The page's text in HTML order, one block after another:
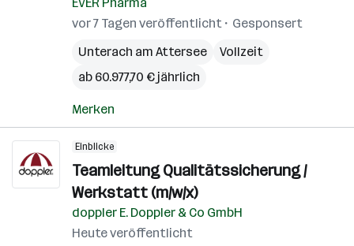
vor 7 Tagen veröffentlicht
Gesponsert
Unterach am Attersee
Vollzeit
ab 60.977,70 € jährlich
Merken
Einblicke
Teamleitung Qualitätssicherung /
Werkstatt (m/w/x)
doppler E. Doppler & Co GmbH
Heute veröffentlicht